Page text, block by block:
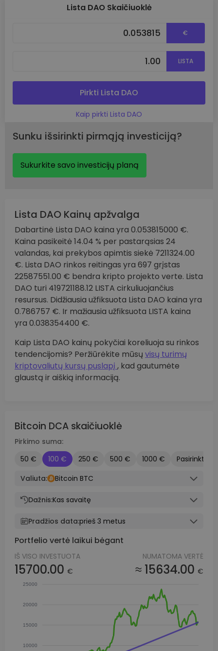
Lista DAO Skaičiuoklė
€
LISTA
Pirkti Lista DAO
Kaip pirkti Lista DAO
Sunku išsirinkti pirmąją investiciją?
Sukurkite savo investicijų planą
Lista DAO Kainų apžvalga
Dabartinė Lista DAO kaina yra 0.053815000 €.
Kaina pasikeitė 14.04 % per pastarąsias 24
valandas, kai prekybos apimtis siekė 7211324.00
€. Lista DAO rinkos reitingas yra 697 grįstas
22587551.00 € bendra kripto projekto verte. Lista
DAO turi 419721188.12 LISTA cirkuliuojančius
resursus. Didžiausia užfiksuota Lista DAO kaina yra
0.786757 €. Ir mažiausia užfiksuota LISTA kaina
yra 0.038354400 €.
Kaip Lista DAO kainų pokyčiai koreliuoja su rinkos
tendencijomis? Peržiūrėkite mūsų visų turimų
kriptovaliutų kursų puslapį , kad gautumėte
glaustą ir aiškią informaciją.
Bitcoin DCA skaičiuoklė
Pirkimo suma:
50 €
100 € 250 € 500 € 1000 €
Pasirinktinis
Valiuta:
Bitcoin BTC
Dažnis:Kas savaitę
Pradžios data:prieš 3 metus
Portfelio vertė laikui bėgant
IŠ VISO INVESTUOTA
15700.00 €
NUMATOMA VERTĖ
≈ 15634.00 €
25000
20000
15000
10000